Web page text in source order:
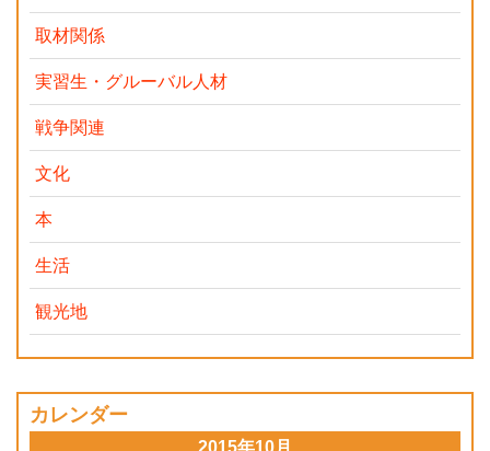
取材関係
実習生・グルーバル人材
戦争関連
文化
本
生活
観光地
カレンダー
2015年10月